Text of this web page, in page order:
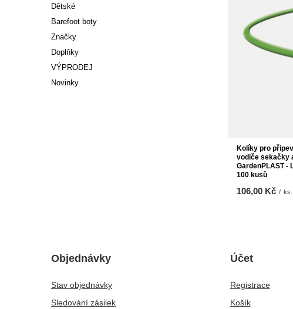
Dětské
Barefoot boty
Značky
Doplňky
VÝPRODEJ
Novinky
Kolíky pro
vodiče sekačky
GardenPLAST -
100 kusů
106,00 Kč / ks.
Objednávky
Stav objednávky
Sledování zásilek
Účet
Registrace
Košík